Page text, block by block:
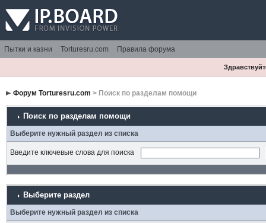
Пытки и казни Torturesru.com Правила форума
Форум Torturesru.com > Поиск по разделам помощи
Поиск по разделам помощи
Выберите нужный раздел из списка
Введите ключевые слова для поиска
Выберите раздел
Выберите нужный раздел из списка